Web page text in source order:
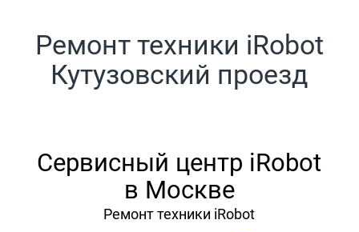
Ремонт техники iRobot
Кутузовский проезд
Сервисный центр iRobot
в Москве
Ремонт техники iRobot